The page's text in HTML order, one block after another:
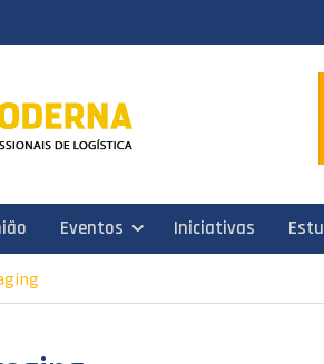
Eventos Iniciativas